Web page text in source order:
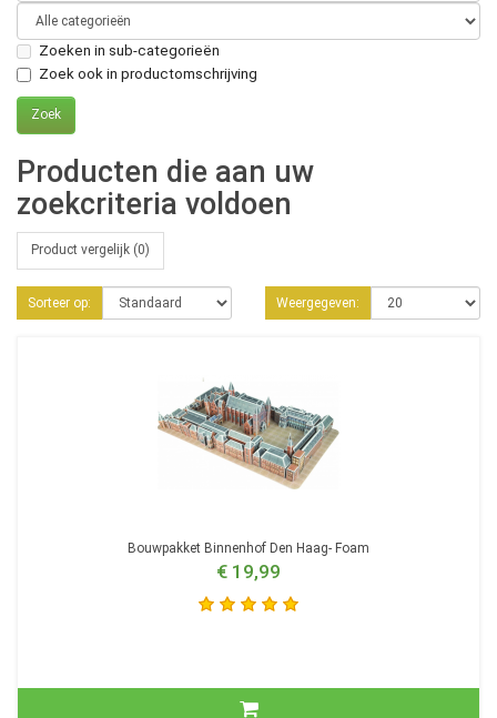
Zoeken in sub-categorieën
Zoek ook in productomschrijving
Producten die aan uw
zoekcriteria voldoen
Product vergelijk (0)
Sorteer op: Weergegeven:
Bouwpakket Binnenhof Den Haag- Foam
€ 19,99